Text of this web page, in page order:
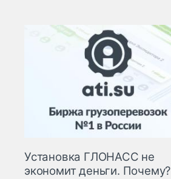
Установка ГЛОНАСС не
экономит деньги. Почему?